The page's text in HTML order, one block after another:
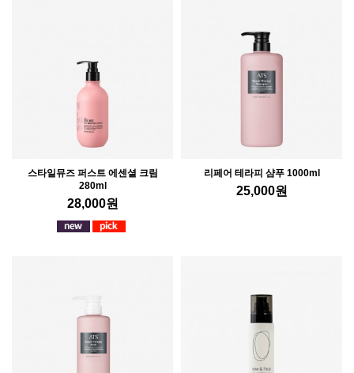
스타일뮤즈 퍼스트 에센셜 크림
280ml
28,000원
리페어 테라피 샴푸 1000ml
25,000원